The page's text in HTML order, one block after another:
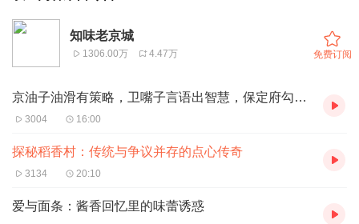
知味老京城
1306.00万 4.47万 免费订阅
京油子油滑有策略，卫嘴子言语出智慧，保定府勾腿定生计窍门
3004 16:00
探秘稻香村：传统与争议并存的点心传奇
3134 20:10
爱与面条：酱香回忆里的味蕾诱惑